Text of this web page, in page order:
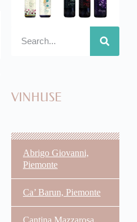
VINHUSE
Abrigo Giovanni,
Piemonte
Ca’ Barun, Piemonte
Cantina Mazzarosa,